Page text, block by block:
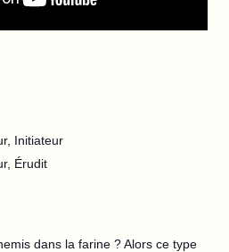
Initiateur
Érudit
dans la farine ? Alors ce type